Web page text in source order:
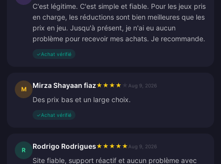
C'est légitime. C'est simple et fiable. Pour les jeux pris
en charge, les réductions sont bien meilleures que les
prix en jeu. Jusqu'à présent, je n'ai eu aucun
problème pour recevoir mes achats. Je recommande.
✓Achat vérifié
M Mirza Shayaan fiaz★ ★ ★ ★ Aug 9, 2026
Des prix bas et un large choix.
✓Achat vérifié
R Rodrigo Rodrigues★ ★ ★ ★ ★ Aug 9, 2026
Site fiable, support réactif et aucun problème avec